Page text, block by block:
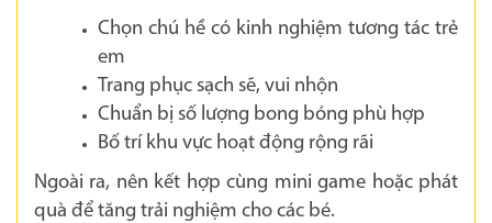
Chọn chú hề có kinh nghiệm tương tác trẻ
em
Trang phục sạch sẽ, vui nhộn
Chuẩn bị số lượng bong bóng phù hợp
Bố trí khu vực hoạt động rộng rãi
Ngoài ra, nên kết hợp cùng mini game hoặc phát
quà để tăng trải nghiệm cho các bé.